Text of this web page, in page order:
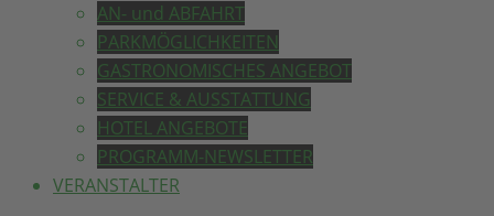
AN- und ABFAHRT
PARKMÖGLICHKEITEN
GASTRONOMISCHES ANGEBOT
SERVICE & AUSSTATTUNG
HOTEL ANGEBOTE
PROGRAMM-NEWSLETTER
VERANSTALTER